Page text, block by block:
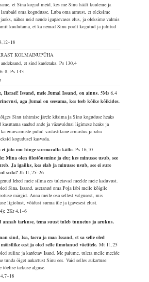
et Sina kogud meid, kes me Sinu häält kuuleme ja
lambaid oma kogudusse. Luba oma armust, et oleksime
nähes neid nende igapäevases elus, ja oleksime valmis
kuulutama, et ka nemad Sinu poolt kogutud ja juhitud
KOLMAINUPÜHA
et sind kardetaks.Ps 130,4
Ps 143
Iisrael! Issand, meie Jumal Issand, on ainus.5Ms 6,4
aga Jumal on seesama, kes teeb kõike kõikides.
Sinu tahtmise järele küsima ja Sinu koguduse heaks
saadud ande ja väeavaldusi ligimese heaks ja
eriarvamuste puhul vastastikune armastus ja rahu
kogudusel kasvada.
ei jäta mu hinge surmavalla kätte.Ps 16,10
Mina olen ülestõusmine ja elu; kes minusse usub, see
Ja igaüks, kes elab ja minusse usub, see ei sure
seda?Jh 11,25–26
lehed meie silma ees tuletavad meelde meie kaduvust.
Sina, Issand, asetanud oma Poja läbi meile kõigile
märgid. Anna meile osa sellest valgusest, mis
ligiolust, võidust surma üle ja igavesest elust.
2Kr 4,1–6
annab tarkuse, tema suust tuleb tunnetus ja arukus.
sind, Isa, taeva ja maa Issand, et sa selle oled
eest ja oled selle ilmutanud väetitele.Mt 11,25
auline ja kardetav Isand. Me palume, tuleta meile meelde
tunda õiget aukartust Sinu ees. Vaid selles aukartuse
tõelise tarkuse alguse.